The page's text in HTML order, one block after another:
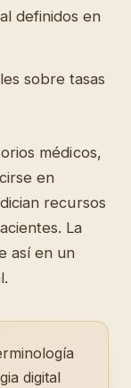
definidos en
sobre tasas
médicos,
en
recursos
La
así en un
digital